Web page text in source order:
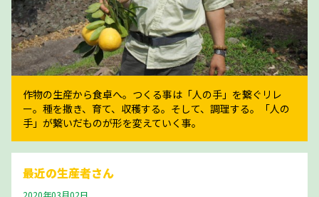
作物の生産から食卓へ。つくる事は「人の手」を繋ぐリレ
ー。種を撒き、育て、収穫する。そして、調理する。「人の
手」が繋いだものが形を変えていく事。
最近の生産者さん